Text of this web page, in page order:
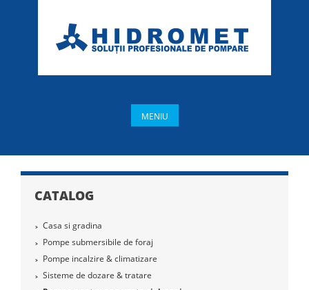
MENIU
CATALOG
Casa si gradina
Pompe submersibile de foraj
Pompe incalzire & climatizare
Sisteme de dozare & tratare